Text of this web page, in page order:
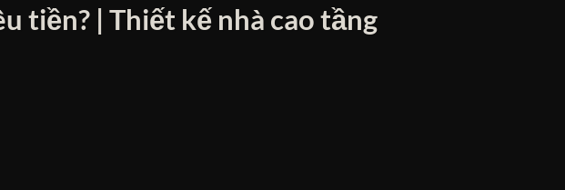
tiền? | Thiết kế nhà cao tầng